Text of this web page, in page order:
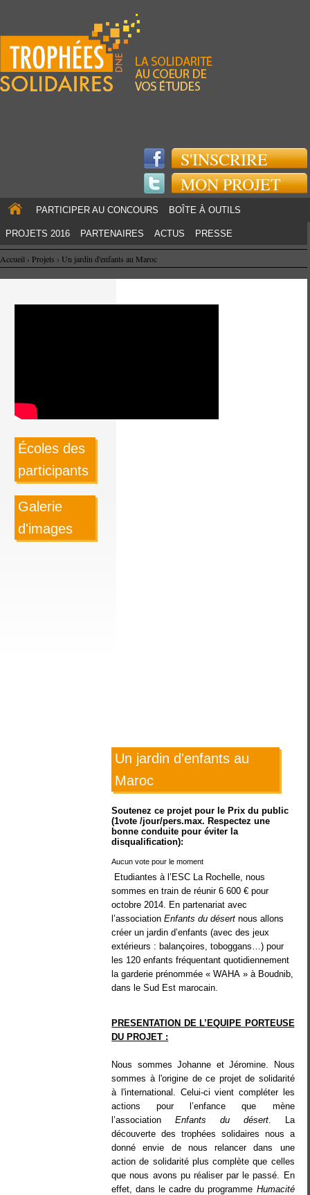
S'INSCRIRE
MON PROJET
PARTICIPER AU CONCOURS BOÎTE À OUTILS
PROJETS 2016 PARTENAIRES ACTUS PRESSE
Accueil › Projets › Un jardin d'enfants au Maroc
Écoles des
participants
Galerie
d'images
Un jardin d'enfants au
Maroc
Soutenez ce projet pour le Prix du public
(1vote /jour/pers.max. Respectez une
bonne conduite pour éviter la
disqualification):
Aucun vote pour le moment
Etudiantes à l’ESC La Rochelle, nous
sommes en train de réunir 6 600 € pour
octobre 2014. En partenariat avec
l’associationEnfants du désert nous allons
créer un jardin d’enfants (avec des jeux
extérieurs : balançoires, toboggans…) pour
les 120 enfants fréquentant quotidiennement
la garderie prénommée « WAHA » à Boudnib,
dans le Sud Est marocain.
PRESENTATION DE L’EQUIPE PORTEUSE
DU PROJET :
Nous sommes Johanne et Jéromine. Nous
sommes à l'origine de ce projet de solidarité
à l'international. Celui-ci vient compléter les
actions pour l’enfance que mène
l’associationEnfants du désert. La
découverte des trophées solidaires nous a
donné envie de nous relancer dans une
action de solidarité plus complète que celles
que nous avons pu réaliser par le passé. En
effet, dans le cadre du programme Humacité